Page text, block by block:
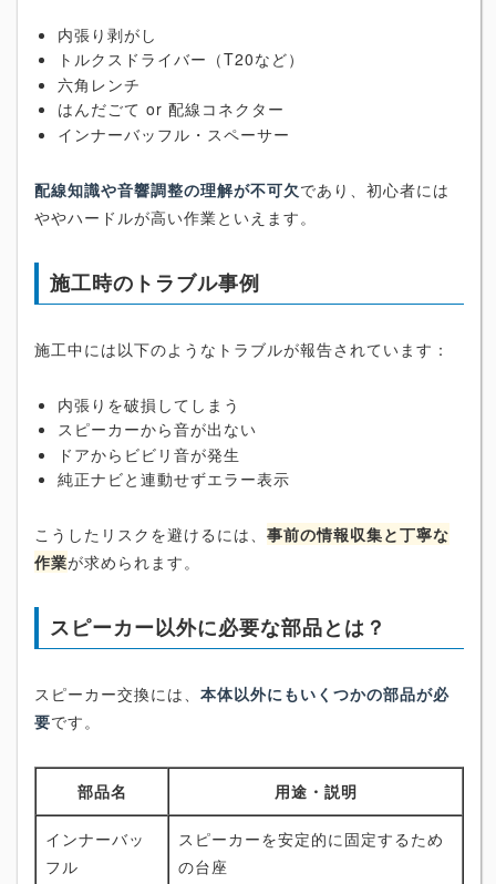
内張り剥がし
トルクスドライバー（T20など）
六角レンチ
はんだごて or 配線コネクター
インナーバッフル・スペーサー
配線知識や音響調整の理解が不可欠であり、初心者には
ややハードルが高い作業といえます。
施工時のトラブル事例
施工中には以下のようなトラブルが報告されています：
内張りを破損してしまう
スピーカーから音が出ない
ドアからビビリ音が発生
純正ナビと連動せずエラー表示
こうしたリスクを避けるには、 事前の情報収集と丁寧な
作業が求められます。
スピーカー以外に必要な部品とは？
スピーカー交換には、 本体以外にもいくつかの部品が必
要です。
部品名 用途・説明
インナーバッ
フル
スピーカーを安定的に固定するため
の台座